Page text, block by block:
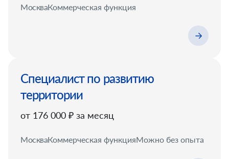
МоскваКоммерческая функция
Специалист по развитию
территории
от 176 000 ₽ за месяц
МоскваКоммерческая функцияМожно без опыта